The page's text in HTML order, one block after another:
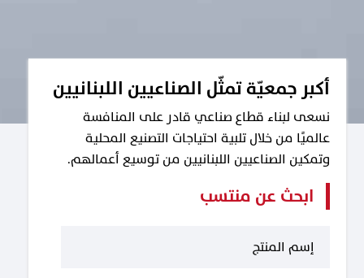
أكبر جمعيّة تمثّل الصناعيين اللبنانيين
نسعى لبناء قطاع صناعي قادر على المنافسة
عالميًا من خلال تلبية احتياجات التصنيع المحلية
وتمكين الصناعيين اللبنانيين من توسيع أعمالهم.
ابحث عن منتسب